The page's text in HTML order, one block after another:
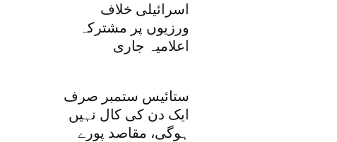
اسرائیلی خلاف
ورزیوں پر مشترکہ
اعلامیہ جاری
ستائیس ستمبر صرف
ایک دن کی کال نہیں
ہوگی، مقاصد پورے